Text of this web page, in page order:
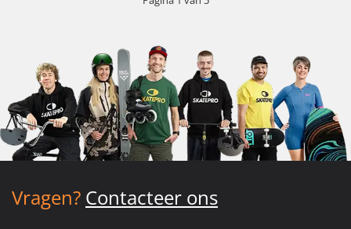
Vragen? Contacteer ons